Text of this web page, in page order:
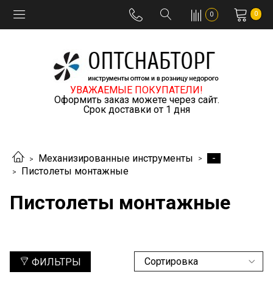
0 0
УВАЖАЕМЫЕ ПОКУПАТЕЛИ!
Оформить заказ можете через сайт.
Срок доставки от 1 дня
Механизированные инструменты
-
Пистолеты монтажные
Пистолеты монтажные
ФИЛЬТРЫ